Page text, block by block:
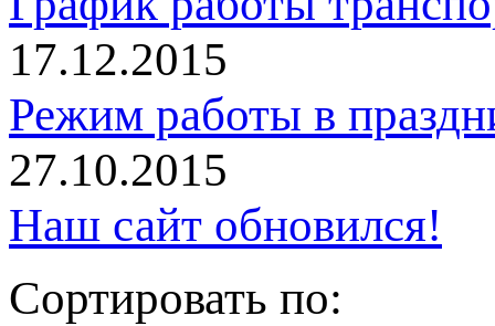
17.12.2015
Режим работы в
27.10.2015
Наш сайт обновился!
Сортировать по: